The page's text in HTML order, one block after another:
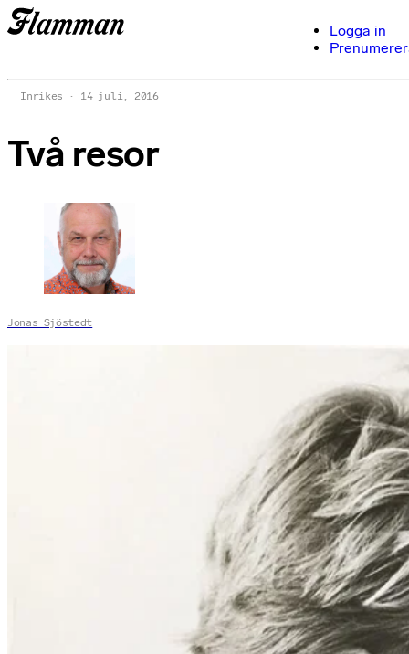
Logga in
Inrikes 14 juli, 2016
Två resor
Jonas Sjöstedt